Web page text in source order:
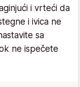
i vrteći da
i ivica ne
sa
ne ispečete